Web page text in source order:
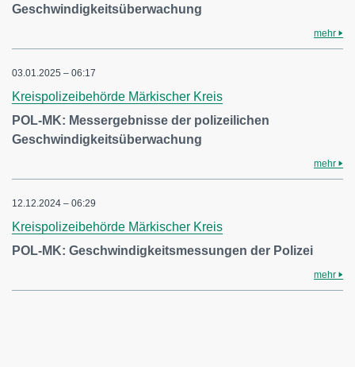
Geschwindigkeitsüberwachung
mehr
03.01.2025 – 06:17
Kreispolizeibehörde Märkischer Kreis
POL-MK: Messergebnisse der polizeilichen
Geschwindigkeitsüberwachung
mehr
12.12.2024 – 06:29
Kreispolizeibehörde Märkischer Kreis
POL-MK: Geschwindigkeitsmessungen der Polizei
mehr